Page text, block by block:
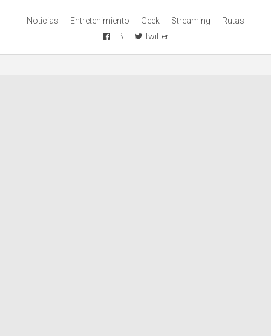
Noticias Entretenimiento Geek Streaming
Rutas
FB
twitter